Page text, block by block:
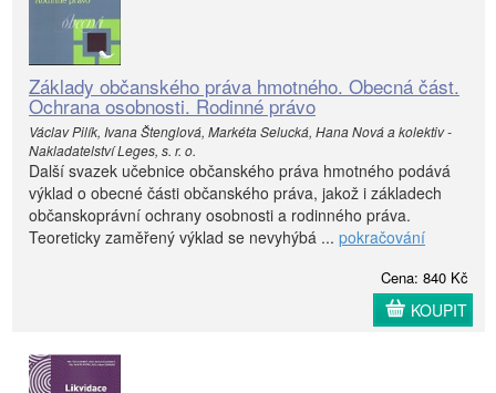
Základy občanského práva hmotného. Obecná část.
Ochrana osobnosti. Rodinné právo
Václav Pilík, Ivana Štenglová, Markéta Selucká, Hana Nová a kolektiv -
Nakladatelství Leges, s. r. o.
Další svazek učebnice občanského práva hmotného podává
výklad o obecné části občanského práva, jakož i základech
občanskoprávní ochrany osobnosti a rodinného práva.
Teoreticky zaměřený výklad se nevyhýbá ... pokračování
Cena: 840 Kč
KOUPIT